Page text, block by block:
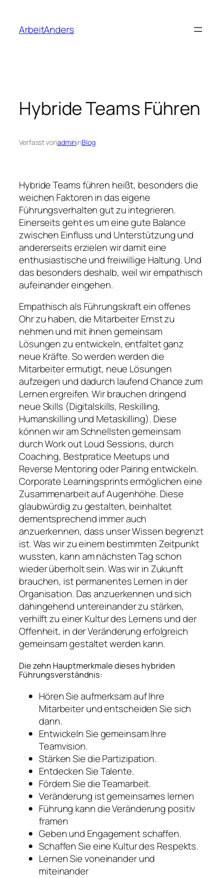
springen
ArbeitAnders
Hybride Teams Führen
Verfasst vonadmininBlog
Hybride Teams führen heißt, besonders die
weichen Faktoren in das eigene
Führungsverhalten gut zu integrieren.
Einerseits geht es um eine gute Balance
zwischen Einfluss und Unterstützung und
andererseits erzielen wir damit eine
enthusiastische und freiwillige Haltung. Und
das besonders deshalb, weil wir empathisch
aufeinander eingehen.
Empathisch als Führungskraft ein offenes
Ohr zu haben, die Mitarbeiter Ernst zu
nehmen und mit ihnen gemeinsam
Lösungen zu entwickeln, entfaltet ganz
neue Kräfte. So werden werden die
Mitarbeiter ermutigt, neue Lösungen
aufzeigen und dadurch laufend Chance zum
Lernen ergreifen. Wir brauchen dringend
neue Skills (Digitalskills, Reskilling,
Humanskilling und Metaskilling). Diese
können wir am Schnellsten gemeinsam
durch Work out Loud Sessions, durch
Coaching, Bestpratice Meetups und
Reverse Mentoring oder Pairing entwickeln.
Corporate Learningsprints ermöglichen eine
Zusammenarbeit auf Augenhöhe. Diese
glaubwürdig zu gestalten, beinhaltet
dementsprechend immer auch
anzuerkennen, dass unser Wissen begrenzt
ist. Was wir zu einem bestimmten Zeitpunkt
wussten, kann am nächsten Tag schon
wieder überholt sein. Was wir in Zukunft
brauchen, ist permanentes Lernen in der
Organisation. Das anzuerkennen und sich
dahingehend untereinander zu stärken,
verhilft zu einer Kultur des Lernens und der
Offenheit, in der Veränderung erfolgreich
gemeinsam gestaltet werden kann.
Die zehn Hauptmerkmale dieses hybriden
Führungsverständnis:
Hören Sie aufmerksam auf Ihre
Mitarbeiter und entscheiden Sie sich
dann.
Entwickeln Sie gemeinsam Ihre
Teamvision.
Stärken Sie die Partizipation.
Entdecken Sie Talente.
Fördern Sie die Teamarbeit.
Veränderung ist gemeinsames lernen
Führung kann die Veränderung positiv
framen
Geben und Engagement schaffen.
Schaffen Sie eine Kultur des Respekts.
Lernen Sie voneinander und
miteinander